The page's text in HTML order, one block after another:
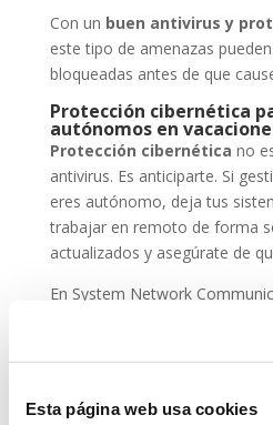
Esta página web usa cookies
Con un buen antivirus y
este tipo de amenazas
bloqueadas antes de que
Protección cibernética
autónomos en
Protección cibernética no
antivirus. Es anticiparte. Si
eres autónomo, deja tus
trabajar en remoto de forma
actualizados y asegúrate de
En System Network
día con autónomos y pymes
,
ataque en vacaciones puede